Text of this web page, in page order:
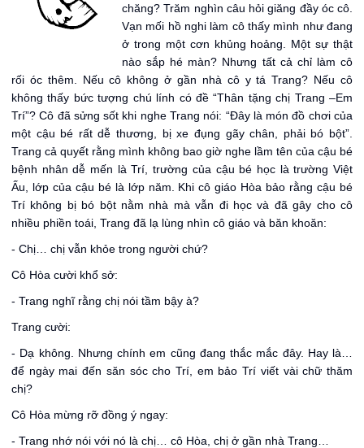
chăng? Trăm nghìn câu hỏi giăng đầy óc cô.
Vạn mối hồ nghi làm cô thấy mình như đang
ở trong một cơn khủng hoảng. Một sự thật
nào sắp hé màn? Nhưng tất cả chỉ làm cô
rối óc thêm. Nếu cô không ở gần nhà cô y tá Trang? Nếu cô
không thấy bức tượng chú lính có đề “Thân tặng chị Trang –Em
Trí”? Cô đã sửng sốt khi nghe Trang nói: “Đây là món đồ chơi của
một cậu bé rất dễ thương, bị xe đụng gãy chân, phải bó bột”.
Trang cả quyết rằng mình không bao giờ nghe lầm tên của cậu bé
bệnh nhân dễ mến là Trí, trường của cậu bé học là trường Việt
Ấu, lớp của cậu bé là lớp năm. Khi cô giáo Hòa bảo rằng cậu bé
Trí không bị bó bột nằm nhà mà vẫn đi học và đã gây cho cô
nhiều phiền toái, Trang đã lạ lùng nhìn cô giáo và băn khoăn:
- Chị… chị vẫn khỏe trong người chứ?
Cô Hòa cười khổ sở:
- Trang nghĩ rằng chị nói tầm bậy à?
Trang cười:
- Dạ không. Nhưng chính em cũng đang thắc mắc đây. Hay là…
để ngày mai đến săn sóc cho Trí, em bảo Trí viết vài chữ thăm
chị?
Cô Hòa mừng rỡ đồng ý ngay:
- Trang nhớ nói với nó là chị… cô Hòa, chị ở gần nhà Trang…